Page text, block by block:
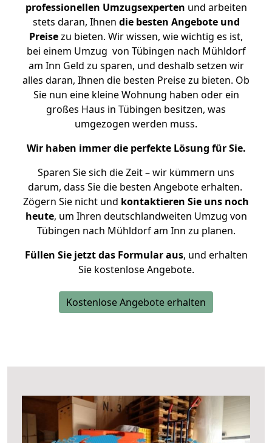
professionellen Umzugsexperten und arbeiten
stets daran, Ihnen die besten Angebote und
Preisezu bieten. Wir wissen, wie wichtig es ist,
bei einem Umzug von Tübingen nach Mühldorf
am Inn Geld zu sparen, und deshalb setzen wir
alles daran, Ihnen die besten Preise zu bieten. Ob
Sie nun eine kleine Wohnung haben oder ein
großes Haus in Tübingen besitzen, was
umgezogen werden muss.
Wir haben immer die perfekte Lösung für Sie.
Sparen Sie sich die Zeit – wir kümmern uns
darum, dass Sie die besten Angebote erhalten.
Zögern Sie nicht und kontaktieren Sie uns noch
heute, um Ihren deutschlandweiten Umzug von
Tübingen nach Mühldorf am Inn zu planen.
Füllen Sie jetzt das Formular aus, und erhalten
Sie kostenlose Angebote.
Kostenlose Angebote erhalten